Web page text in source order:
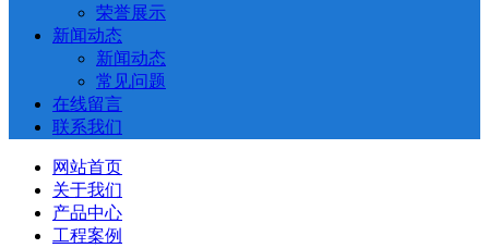
荣誉展示
新闻动态
新闻动态
常见问题
在线留言
联系我们
网站首页
关于我们
产品中心
工程案例